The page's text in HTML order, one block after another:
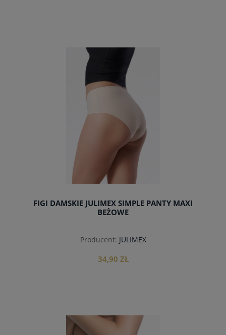
do koszyka
FIGI DAMSKIE JULIMEX SIMPLE PANTY MAXI
BEŻOWE
Producent: JULIMEX
34,90 ZŁ
do koszyka